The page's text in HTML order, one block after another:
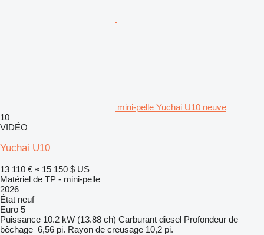
mini-pelle Yuchai U10 neuve
10
VIDÉO
Yuchai U10
13 110 € ≈ 15 150 $ US
Matériel de TP - mini-pelle
2026
État neuf
Euro 5
Puissance 10.2 kW (13.88 ch) Carburant diesel Profondeur de
bêchage 6,56 pi. Rayon de creusage 10,2 pi.